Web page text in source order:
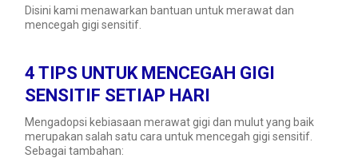
Disini kami menawarkan bantuan untuk merawat dan
mencegah gigi sensitif.
4 TIPS UNTUK MENCEGAH GIGI
SENSITIF SETIAP HARI
Mengadopsi kebiasaan merawat gigi dan mulut yang baik
merupakan salah satu cara untuk mencegah gigi sensitif.
Sebagai tambahan: